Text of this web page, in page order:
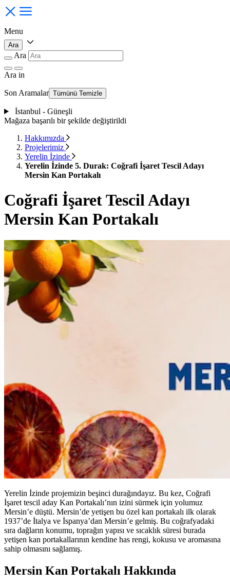
Menu
Ara
Ara
Ara in
Son Aramalar Tümünü Temizle
İstanbul - Güneşli
Mağaza başarılı bir şekilde değiştirildi
Hakkımızda
Projelerimiz
Yerelin İzinde
Yerelin İzinde 5. Durak: Coğrafi İşaret Tescil Adayı
Mersin Kan Portakalı
Coğrafi İşaret Tescil Adayı
Mersin Kan Portakalı
Yerelin İzinde projemizin beşinci durağındayız. Bu kez, Coğrafi
İşaret tescil aday Kan Portakalı’nın izini sürmek için yolumuz
Mersin’e düştü. Mersin’de yetişen bu özel kan portakalı ilk olarak
1937’de İtalya ve İspanya’dan Mersin’e gelmiş. Bu coğrafyadaki
sıra dağların konumu, toprağın yapısı ve sıcaklık süresi burada
yetişen kan portakallarının kendine has rengi, kokusu ve aromasına
sahip olmasını sağlamış.
Mersin Kan Portakalı Hakkında